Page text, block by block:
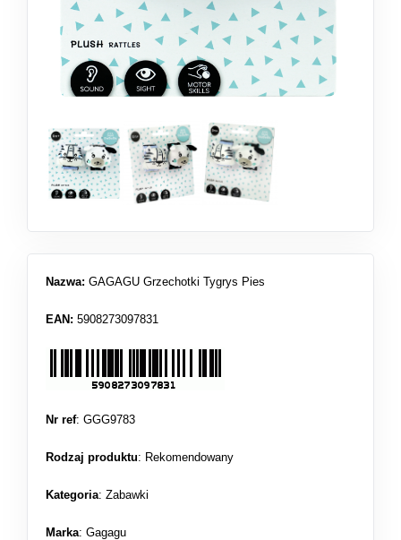
Nazwa: GAGAGU Grzechotki Tygrys Pies
EAN: 5908273097831
Nr ref: GGG9783
Rodzaj produktu: Rekomendowany
Kategoria: Zabawki
Marka: Gagagu